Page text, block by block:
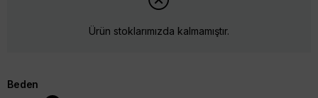
Ürün stoklarımızda kalmamıştır.
Beden